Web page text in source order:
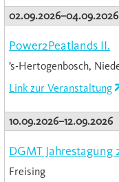
02.09.2026–04.09.2026
Power2Peatlands II.
’s-Hertogenbosch,
Link zur Veranstaltung
10.09.2026–12.09.2026
DGMT Jahrestagung
Freising